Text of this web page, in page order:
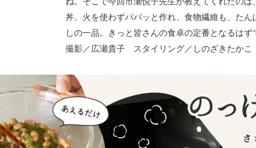
丼。火を使わずパパッと作れ、食物繊維も、たん
しの一品。きっと皆さんの食卓の定番となるはず
撮影／広瀬貴子 スタイリング／しのざきたかこ